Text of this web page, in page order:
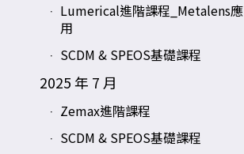
Lumerical進階課程_Metalens應
用
SCDM & SPEOS基礎課程
2025 年 7 月
Zemax進階課程
SCDM & SPEOS基礎課程